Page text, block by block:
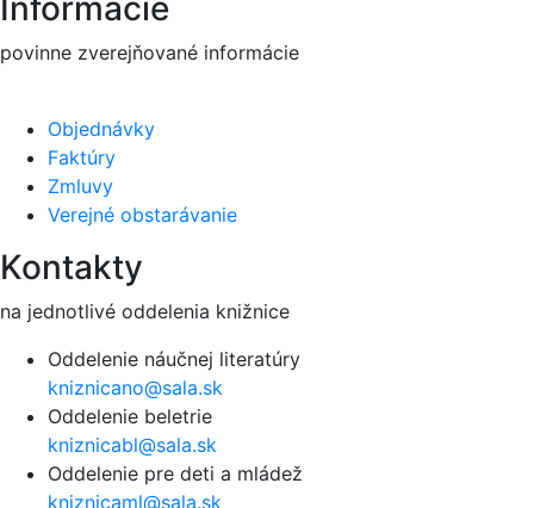
Informácie
povinne zverejňované informácie
Objednávky
Faktúry
Zmluvy
Verejné obstarávanie
Kontakty
na jednotlivé oddelenia knižnice
Oddelenie náučnej literatúry
kniznicano@sala.sk
Oddelenie beletrie
kniznicabl@sala.sk
Oddelenie pre deti a mládež
kniznicaml@sala.sk